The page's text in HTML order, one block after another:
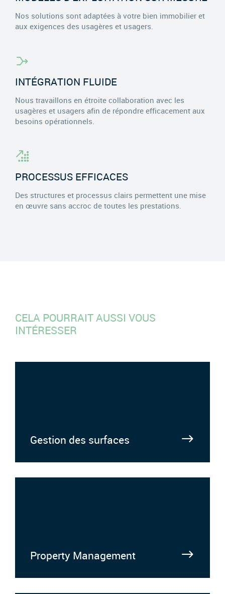
Nos solutions sont adaptées à votre bien immobilier et
aux exigences des usagères et usagers.
INTÉGRATION FLUIDE
Nous travaillons en étroite collaboration avec les
usagères et usagers afin de répondre efficacement aux
besoins opérationnels.
PROCESSUS EFFICACES
Des structures et processus clairs permettent une mise
en œuvre sans accroc de toutes les prestations.
CELA POURRAIT AUSSI VOUS
INTÉRESSER
Gestion des surfaces
Property Management